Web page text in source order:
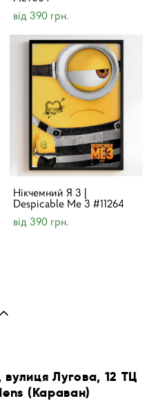
від 390 грн.
Нікчемний Я 3 |
Despicable Me 3 #11264
від 390 грн.
Лугова, 12 ТЦ
(Караван)